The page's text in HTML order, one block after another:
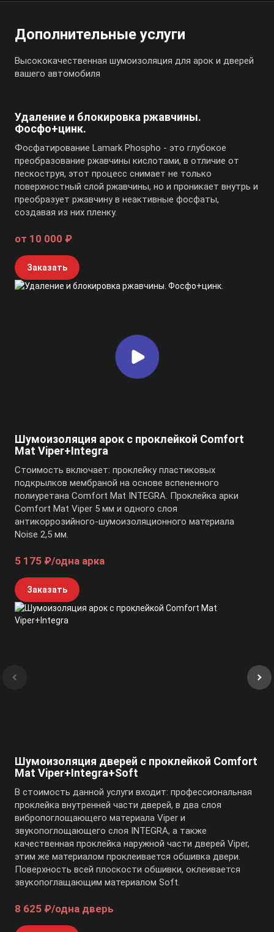
Дополнительные услуги
Высококачественная шумоизоляция для арок и дверей
вашего автомобиля
Удаление и блокировка ржавчины.
Фосфо+цинк.
Фосфатирование Lamark Phospho - это глубокое
преобразование ржавчины кислотами, в отличие от
пескоструя, этот процесс снимает не только
поверхностный слой ржавчины, но и проникает внутрь и
преобразует ржавчину в неактивные фосфаты,
создавая из них пленку.
от 10 000 ₽
Заказать
Шумоизоляция арок с проклейкой Comfort
Mat Viper+Integra
Стоимость включает: проклейку пластиковых
подкрылков мембраной на основе вспененного
полиуретана Comfort Mat INTEGRA. Проклейка арки
Comfort Mat Viper 5 мм и одного слоя
антикоррозийного-шумоизоляционного материала
Noise 2,5 мм.
5 175 ₽/одна арка
Заказать
Шумоизоляция дверей с проклейкой Comfort
Mat Viper+Integra+Soft
В стоимость данной услуги входит: профессиональная
проклейка внутренней части дверей, в два слоя
вибропоглощающего материала Viper и
звукопоглощающего слоя INTEGRA, а также
качественная проклейка наружной части дверей Viper,
этим же материалом проклеивается обшивка двери.
Поверхность всей плоскости обшивки, оклеивается
звукопоглащающим материалом Soft.
8 625 ₽/одна дверь